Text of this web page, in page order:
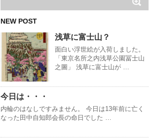
NEW POST
浅草に富士山？
面白い浮世絵が入荷しました。
「東京名所之内浅草公園冨士山
之圖」 浅草に富士山が …
今日は・・・
内輪のはなしですみません。 今日は13年前に亡く
なった田中自知郎会長の命日でした …